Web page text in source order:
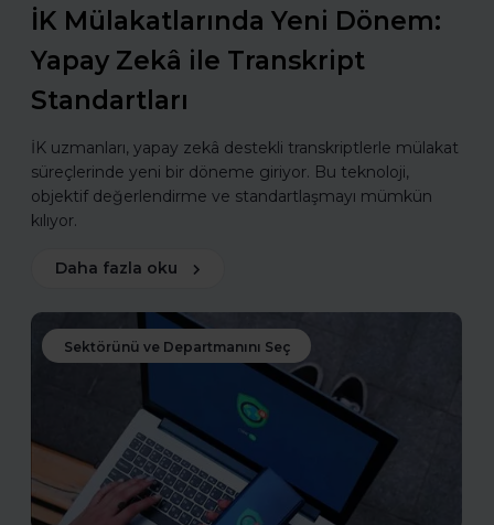
İK Mülakatlarında Yeni Dönem:
Yapay Zekâ ile Transkript
Standartları
İK uzmanları, yapay zekâ destekli transkriptlerle mülakat
süreçlerinde yeni bir döneme giriyor. Bu teknoloji,
objektif değerlendirme ve standartlaşmayı mümkün
kılıyor.
Daha fazla oku
Sektörünü ve Departmanını Seç